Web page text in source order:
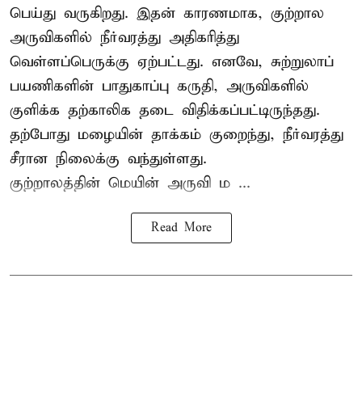
பெய்து வருகிறது. இதன் காரணமாக, குற்றால
அருவிகளில் நீர்வரத்து அதிகரித்து
வெள்ளப்பெருக்கு ஏற்பட்டது. எனவே, சுற்றுலாப்
பயணிகளின் பாதுகாப்பு கருதி, அருவிகளில்
குளிக்க தற்காலிக தடை விதிக்கப்பட்டிருந்தது.
தற்போது மழையின் தாக்கம் குறைந்து, நீர்வரத்து
சீரான நிலைக்கு வந்துள்ளது.
குற்றாலத்தின் மெயின் அருவி ம ...
Read More